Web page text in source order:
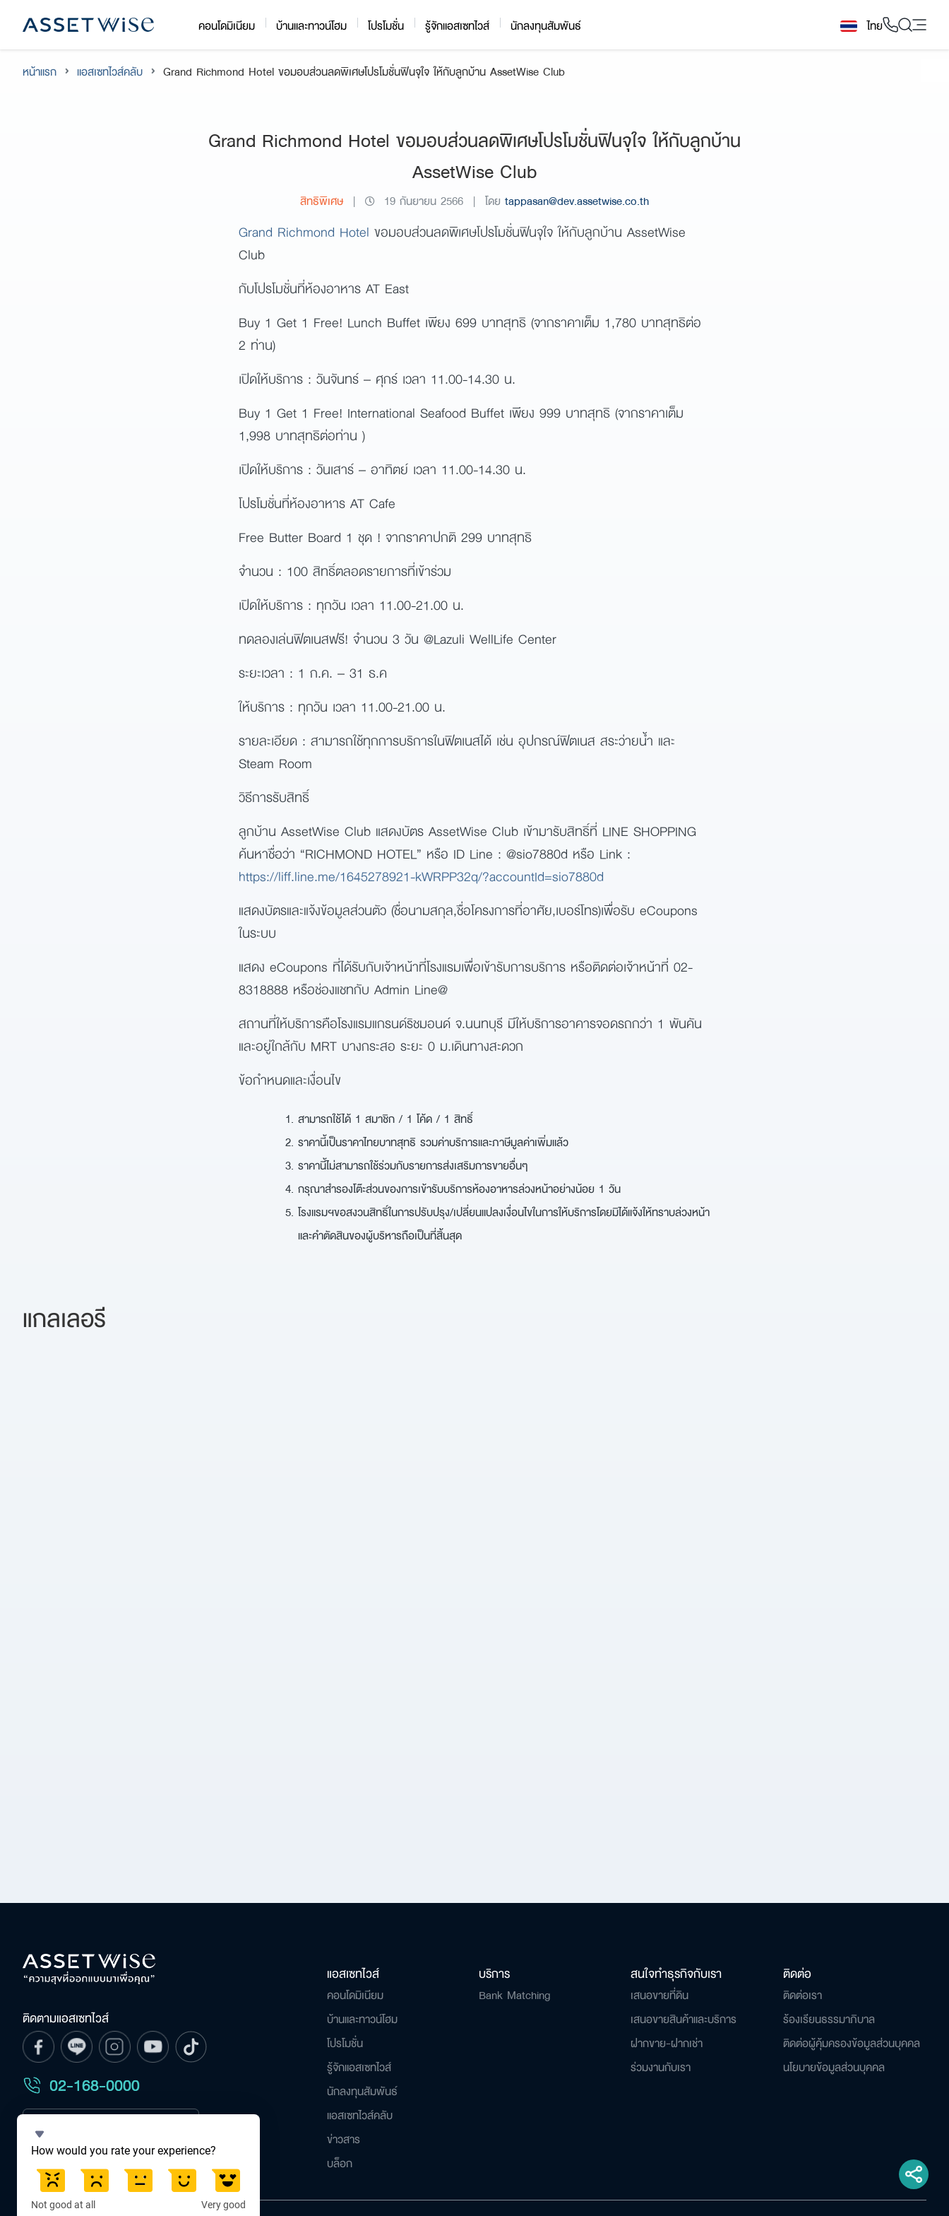
content
คอนโดมิเนียม บ้านและทาวน์โฮม โปรโมชั่น รู้จักแอสเซทไวส์ นักลงทุนสัมพันธ์ ไทย
ค้นหา
สำหรับ:
หน้าแรก แอสเซทไวส์คลับ Grand Richmond Hotel ขอมอบส่วนลดพิเศษโปรโมชั่นฟินจุใจ ให้กับลูกบ้าน AssetWise Club
Grand Richmond Hotel ขอมอบส่วนลดพิเศษโปรโมชั่นฟินจุใจ ให้กับลูกบ้าน
AssetWise Club
สิทธิพิเศษ | 19 กันยายน 2566 | โดย tappasan@dev.assetwise.co.th
Grand Richmond Hotel ขอมอบส่วนลดพิเศษโปรโมชั่นฟินจุใจ ให้กับลูกบ้าน AssetWise
Club
กับโปรโมชั่นที่ห้องอาหาร AT East
Buy 1 Get 1 Free! Lunch Buffet เพียง 699 บาทสุทธิ (จากราคาเต็ม 1,780 บาทสุทธิต่อ
2 ท่าน)
เปิดให้บริการ : วันจันทร์ – ศุกร์ เวลา 11.00-14.30 น.
Buy 1 Get 1 Free! International Seafood Buffet เพียง 999 บาทสุทธิ (จากราคาเต็ม
1,998 บาทสุทธิต่อท่าน )
เปิดให้บริการ : วันเสาร์ – อาทิตย์ เวลา 11.00-14.30 น.
โปรโมชั่นที่ห้องอาหาร AT Cafe
Free Butter Board 1 ชุด ! จากราคาปกติ 299 บาทสุทธิ
จำนวน : 100 สิทธิ์ตลอดรายการที่เข้าร่วม
เปิดให้บริการ : ทุกวัน เวลา 11.00-21.00 น.
ทดลองเล่นฟิตเนสฟรี! จำนวน 3 วัน @Lazuli WellLife Center
ระยะเวลา : 1 ก.ค. – 31 ธ.ค
ให้บริการ : ทุกวัน เวลา 11.00-21.00 น.
รายละเอียด : สามารถใช้ทุกการบริการในฟิตเนสได้ เช่น อุปกรณ์ฟิตเนส สระว่ายน้ำ และ
Steam Room
วิธีการรับสิทธิ์
ลูกบ้าน AssetWise Club แสดงบัตร AssetWise Club เข้ามารับสิทธิ์ที่ LINE SHOPPING
ค้นหาชื่อว่า “RICHMOND HOTEL” หรือ ID Line : @sio7880d หรือ Link :
https://liff.line.me/1645278921-kWRPP32q/?accountId=sio7880d
แสดงบัตรและแจ้งข้อมูลส่วนตัว (ชื่อนามสกุล,ชื่อโครงการที่อาศัย,เบอร์โทร)เพื่อรับ eCoupons
ในระบบ
แสดง eCoupons ที่ได้รับกับเจ้าหน้าที่โรงแรมเพื่อเข้ารับการบริการ หรือติดต่อเจ้าหน้าที่ 02-
8318888 หรือช่องแชทกับ Admin Line@
สถานที่ให้บริการคือโรงแรมแกรนด์ริชมอนด์ จ.นนทบุรี มีให้บริการอาคารจอดรถกว่า 1 พันคัน
และอยู่ใกล้กับ MRT บางกระสอ ระยะ 0 ม.เดินทางสะดวก
ข้อกำหนดและเงื่อนไข
สามารถใช้ได้ 1 สมาชิก / 1 โค้ด / 1 สิทธิ์
ราคานี้เป็นราคาไทยบาทสุทธิ รวมค่าบริการและภาษีมูลค่าเพิ่มแล้ว
ราคานี้ไม่สามารถใช้ร่วมกับรายการส่งเสริมการขายอื่นๆ
กรุณาสำรองโต๊ะส่วนของการเข้ารับบริการห้องอาหารล่วงหน้าอย่างน้อย 1 วัน
โรงแรมฯขอสงวนสิทธิ์ในการปรับปรุง/เปลี่ยนแปลงเงื่อนไขในการให้บริการโดยมิได้แจ้งให้ทราบล่วงหน้า
และคำตัดสินของผู้บริหารถือเป็นที่สิ้นสุด
แกลเลอรี
ติดตามแอสเซทไวส์
แอสเซทไวส์
คอนโดมิเนียม
บ้านและทาวน์โฮม
โปรโมชั่น
รู้จักแอสเซทไวส์
นักลงทุนสัมพันธ์
แอสเซทไวส์คลับ
ข่าวสาร
บล็อก
บริการ
Bank Matching
สนใจทำธุรกิจกับเรา
เสนอขายที่ดิน
เสนอขายสินค้าและบริการ
ฝากขาย-ฝากเช่า
ร่วมงานกับเรา
ติดต่อ
ติดต่อเรา
ร้องเรียนธรรมาภิบาล
ติดต่อผู้คุ้มครองข้อมูลส่วนบุคคล
นโยบายข้อมูลส่วนบุคคล
เพื่อให้ไม่พลาดข้อมูลข่าวสาร และโอกาสรับข้อเสนอที่สำคัญฉันยินยอมรับข้อมูล
ข่าวสารโปรโมชันและข่าวสารจาก
ส่ง
How would you rate your experience?
Select
option
from
1
Not good at all Very good